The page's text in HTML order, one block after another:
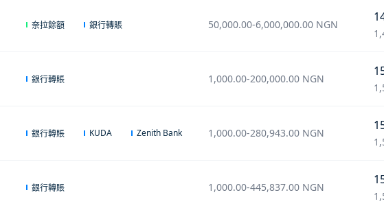
奈拉餘額 銀行轉賬 50,000.00-6,000,000.00 NGN
銀行轉賬 1,000.00-200,000.00 NGN
銀行轉賬 KUDA Zenith Bank 1,000.00-280,943.00 NGN
銀行轉賬 1,000.00-445,837.00 NGN